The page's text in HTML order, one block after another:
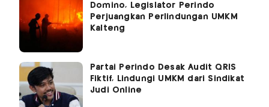
Domino, Legislator Perindo
Perjuangkan Perlindungan UMKM
Kalteng
Partai Perindo Desak Audit QRIS
Fiktif, Lindungi UMKM dari Sindikat
Judi Online